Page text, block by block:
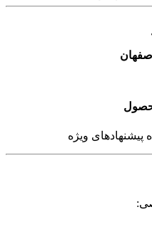
پیشنهادهای ویژه